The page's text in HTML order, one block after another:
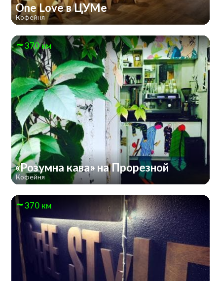
One Love в ЦУМе
Кофейня
370 км
«Розумна кава» на Прорезной
Кофейня
370 км